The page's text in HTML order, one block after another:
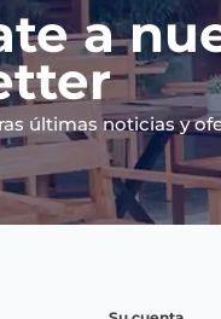
a
últimas noticias y